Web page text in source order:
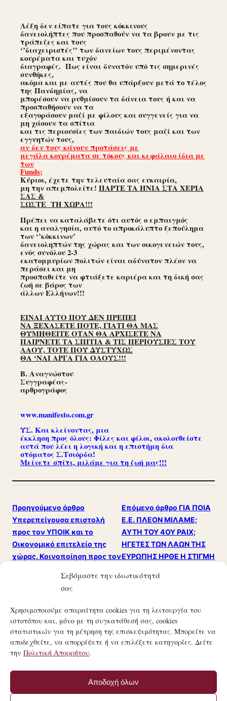
Σεβόμαστε την ιδιωτικότητά
σας
Χρησιμοποιούμε απαραίτητα cookies για τη λειτουργία του
ιστοτόπου και, μόνο με τη συγκατάθεσή σας, cookies
στατιστικών για τη μέτρηση της επισκεψιμότητας. Μπορείτε να
αποδεχθείτε, να απορρίψετε ή να επιλέξετε κατηγορίες. Δείτε
την Πολιτική Απορρήτου.
Αποδοχή όλων
Λέξη δεν είπατε για τους κόκκινους
δανειολήπτες που προσπαθούν να τα βρουν με τις
τράπεζες και τους
‘’διαχειριστές’’ των δανείων τους περιμένοντας
κουρέματα και τυχόν
διαγραφές. Πως είναι δυνατόν υπό τις σημερινές
συνθήκες,
ακόμα και με αυτές που θα υπάρξουν μετά το τέλος
της Πανδημίας, να
μπορέσουν να ρυθμίσουν τα δάνεια τους ή και να
προσπαθήσουν να τα
εξαγοράσουν μαζί με φίλους και συγγενείς για να
μη χάσουν τα σπίτια
και τις περιουσίες των παιδιών τους μαζί και των
εγγυητών τους,
αν δεν τους κάνουν προτάσεις με
μεγάλα κουρέματα σε τόκους και κεφάλαιο ίδια με
των
Funds;
Κύριοι, έχετε την τελευταία σας ευκαιρία,
μη την απεμπολείτε! ΠΑΡΤΕ ΤΑ ΗΝΙΑ ΣΤΑ ΧΕΡΙΑ
ΣΑΣ &
ΣΩΣΤΕ ΤΗ ΧΩΡΑ!!!
Πρέπει να καταλάβετε ότι αυτός ο εμπαιγμός
και η αναλγησία, αυτό το απροκάλυπτο ξεπούλημα
των ‘’κόκκινων’
δανειοληπτών της χώρας και των οικογενειών τους,
ενός συνόλου 2-3
εκατομμυρίων πολιτών είναι αδύνατον πλέον να
περάσει και μη
προσπαθείτε να φτιάξετε καριέρα και τη δική σας
ζωή σε βάρος των
άλλων Ελλήνων!!!
ΕΙΝΑΙ ΑΥΤΟ ΠΟΥ ΔΕΝ ΠΡΕΠΕΙ
ΝΑ ΞΕΧΑΣΕΤΕ ΠΟΤΕ, ΓΙΑΤΙ ΘΑ ΜΑΣ
ΘΥΜΗΘΕΙΤΕ ΟΤΑΝ ΘΑ ΑΡΧΙΣΕΤΕ ΝΑ
ΠΑΙΡΝΕΤΕ ΤΑ ΣΠΙΤΙΑ & ΤΙΣ ΠΕΡΙΟΥΣΙΕΣ ΤΟΥ
ΛΑΟΥ, ΤΟΤΕ ΠΟΥ ΔΥΣΤΥΧΩΣ
ΘΑ ‘ΝΑΙ ΑΡΓΑ ΓΙΑ ΟΛΟΥΣ!!!
Β. Αναγνώστου
Συγγραφέας-
αρθρογράφος
www.manifesto.com.gr
ΥΣ. Και κλείνοντας, μια
έκκληση προς όλους: Φίλες και φίλοι, ακολουθείστε
αυτά που λέει η λογική και η επιστήμη δια
στόματος Σ.Τσιόρδα!
Μείνετε σπίτι, μιλάμε για τη ζωή μας!!!
Προηγούμενο άρθρο
Υπερεπείγουσα επιστολή
προς τον ΥΠΟΙΚ και το
Οικονομικό επιτελείο της
χώρας. Κοινοποίηση προς τον
Κ. Μητσοτάκη.
Επόμενο άρθρο ΓΙΑ ΠΟΙΑ
Ε.Ε. ΠΛΕΟΝ ΜΙΛΑΜΕ;
ΑΥΤΗ ΤΟΥ 4ΟΥ ΡΑΙΧ;
ΗΓΕΤΕΣ ΤΩΝ ΛΑΩΝ ΤΗΣ
ΕΥΡΩΠΗΣ ΗΡΘΕ Η ΣΤΙΓΜΗ
ΑΠΟΦΑΣΕΩΝ!
21ΟΣ ΑΙΏΝΑΣ